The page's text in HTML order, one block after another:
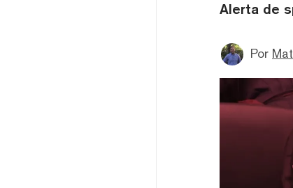
Alerta de
Por